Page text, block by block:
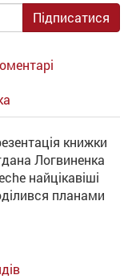
Підписатися
книжки
Логвиненка
найцікавіші
планами